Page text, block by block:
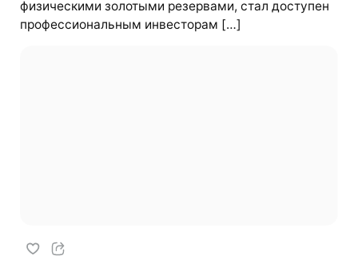
физическими золотыми резервами, стал доступен
профессиональным инвесторам […]